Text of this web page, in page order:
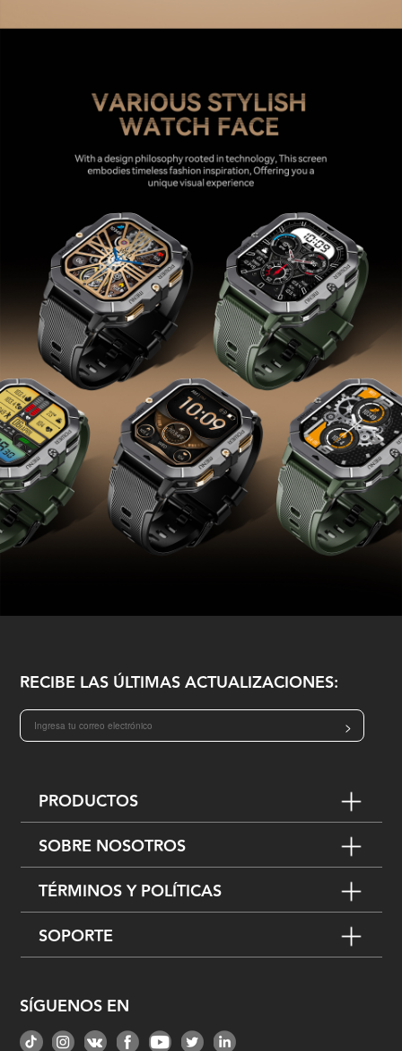
RECIBE LAS ÚLTIMAS ACTUALIZACIONES:
>
PRODUCTOS
SOBRE NOSOTROS
TÉRMINOS Y POLÍTICAS
SOPORTE
SÍGUENOS EN